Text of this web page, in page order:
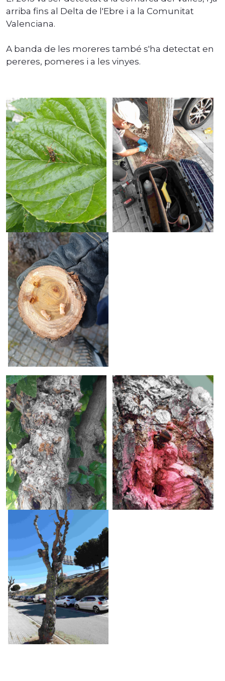
arriba fins al Delta de l'Ebre i a la Comunitat
Valenciana.
A banda de les moreres també s'ha detectat en
pereres, pomeres i a les vinyes.